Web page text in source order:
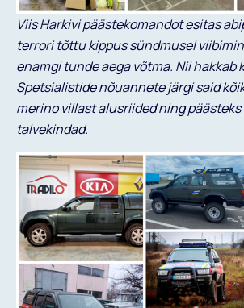
Viis Harkivi päästekomandot esitas
terrori tõttu kippus sündmusel
enamgi tunde aega võtma. Nii hakkab
Spetsialistide nõuannete järgi said
merino villast alusriided ning
talvekindad.